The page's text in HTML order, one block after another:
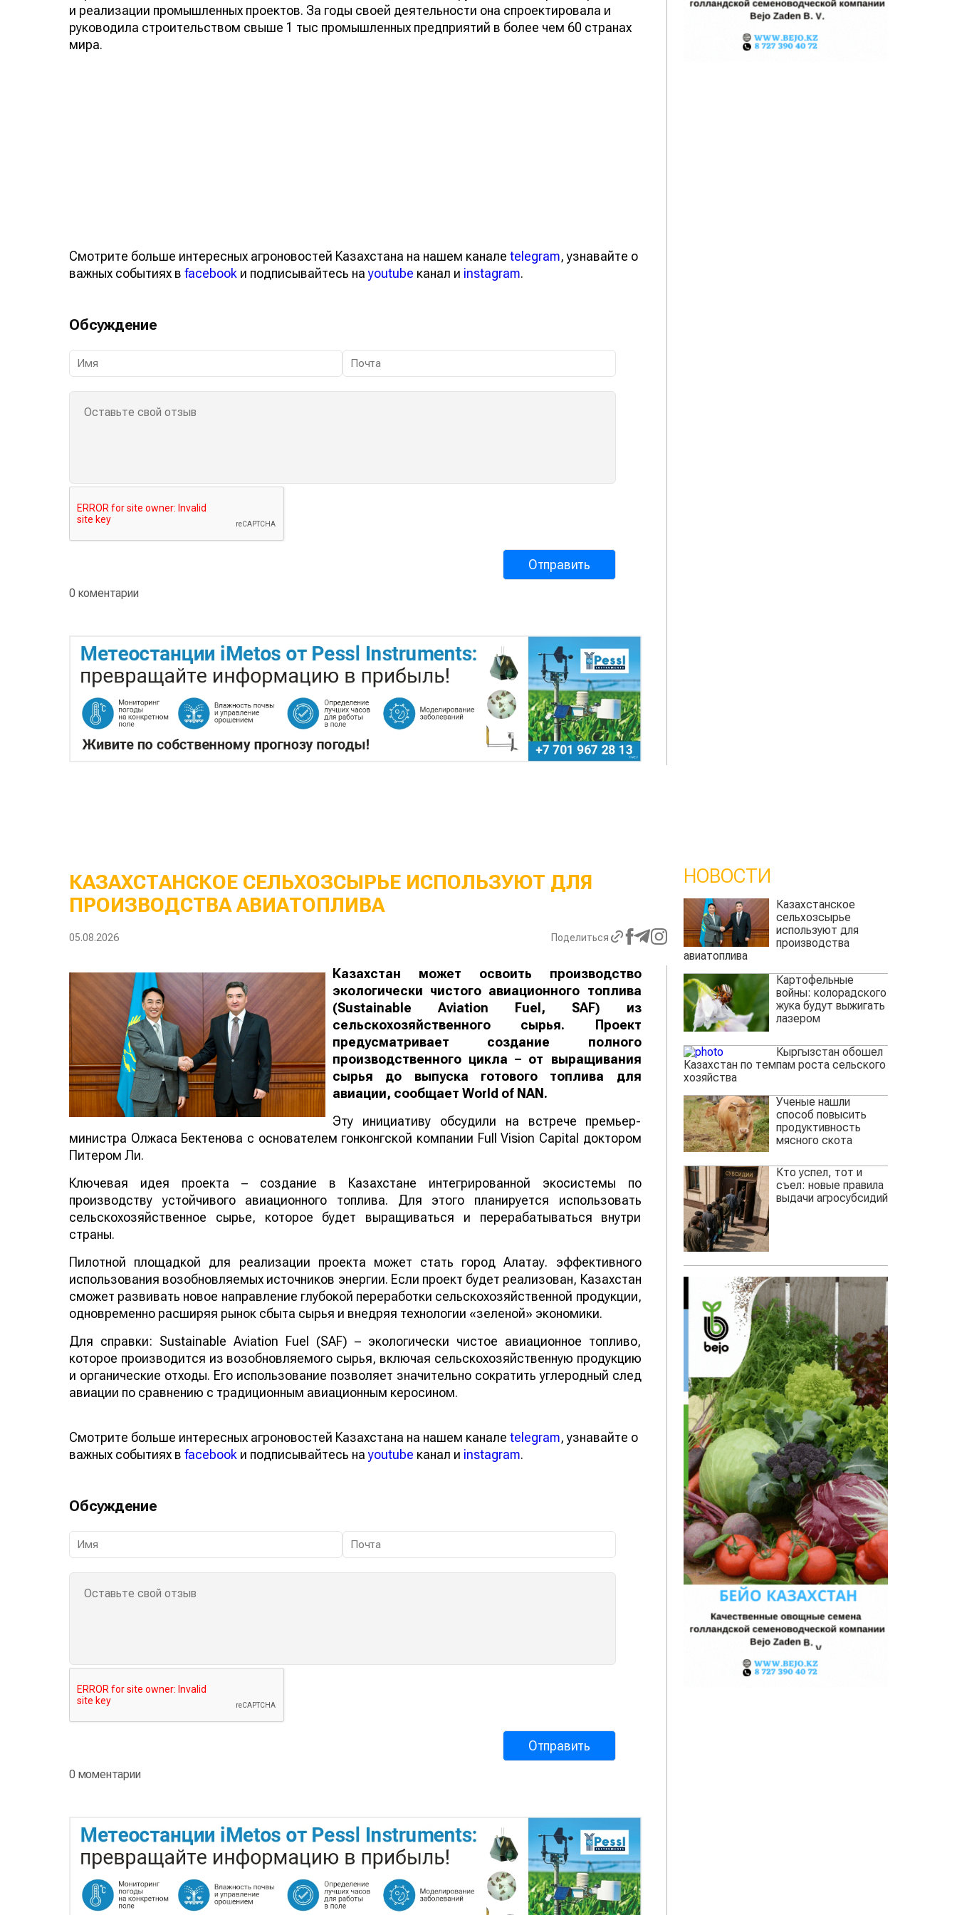
и реализации промышленных проектов. За годы своей деятельности она спроектировала и
руководила строительством свыше 1 тыс промышленных предприятий в более чем 60 странах
мира.
Смотрите больше интересных агроновостей Казахстана на нашем канале telegram, узнавайте о
важных событиях в facebook и подписывайтесь наyoutube канал и instagram.
Обсуждение
0 коментарии
КАЗАХСТАНСКОЕ СЕЛЬХОЗСЫРЬЕ ИСПОЛЬЗУЮТ ДЛЯ
ПРОИЗВОДСТВА АВИАТОПЛИВА
05.08.2026 Поделиться
Казахстан может освоить производство
экологически чистого авиационного топлива
(Sustainable Aviation Fuel, SAF) из
сельскохозяйственного сырья. Проект
предусматривает создание полного
производственного цикла – от выращивания
сырья до выпуска готового топлива для
авиации, сообщает World of NAN .
Эту инициативу обсудили на встрече премьер-
министра Олжаса Бектенова с основателем гонконгской компании Full Vision Capital доктором
Питером Ли.
Ключевая идея проекта – создание в Казахстане интегрированной экосистемы по
производству устойчивого авиационного топлива. Для этого планируется использовать
сельскохозяйственное сырье, которое будет выращиваться и перерабатываться внутри
страны.
Пилотной площадкой для реализации проекта может стать город Алатау. эффективного
использования возобновляемых источников энергии. Если проект будет реализован, Казахстан
сможет развивать новое направление глубокой переработки сельскохозяйственной продукции,
одновременно расширяя рынок сбыта сырья и внедряя технологии «зеленой» экономики.
Для справки: Sustainable Aviation Fuel (SAF) – экологически чистое авиационное топливо,
которое производится из возобновляемого сырья, включая сельскохозяйственную продукцию
и органические отходы. Его использование позволяет значительно сократить углеродный след
авиации по сравнению с традиционным авиационным керосином.
Смотрите больше интересных агроновостей Казахстана на нашем канале telegram, узнавайте о
важных событиях в facebook и подписывайтесь наyoutube канал и instagram.
Обсуждение
0 моментарии
НОВОСТИ
Казахстанское
сельхозсырье
используют для
производства
авиатоплива
Картофельные
войны: колорадского
жука будут выжигать
лазером
Кыргызстан обошел
Казахстан по темпам роста сельского
хозяйства
Ученые нашли
способ повысить
продуктивность
мясного скота
Кто успел, тот и
съел: новые правила
выдачи агросубсидий